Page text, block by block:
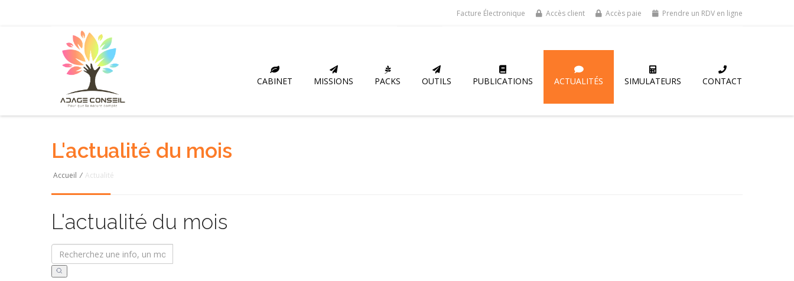
Facture Électronique Accès client Accès paie Prendre un RDV en ligne
CABINET MISSIONS PACKS OUTILS PUBLICATIONS ACTUALITÉS SIMULATEURS CONTACT
L'actualité du mois
Accueil / Actualité
L'actualité du mois